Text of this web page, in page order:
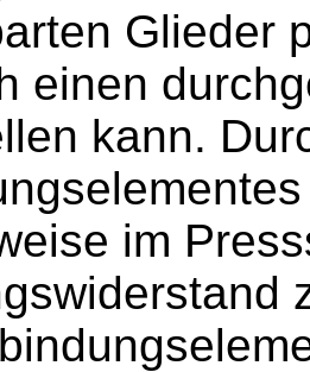
Glieder
einen
kann.
im